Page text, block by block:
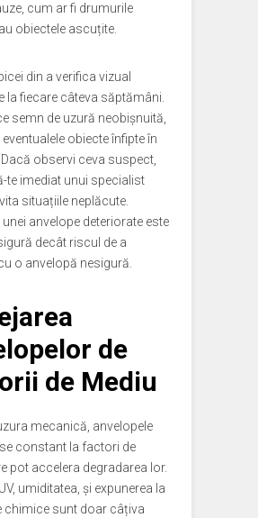
cum ar fi drumurile
obiectele ascuțite.
din a verifica vizual
la fiecare câteva săptămâni.
semn de uzură neobișnuită,
obiecte înfipte în
observi ceva suspect,
te imediat unui specialist
situațiile neplăcute.
unei anvelope deteriorate este
decât riscul de a
o anvelopă nesigură.
de
de Mediu
mecanică, anvelopele
constant la factori de
pot accelera degradarea lor.
umiditatea, și expunerea la
chimice sunt doar câțiva